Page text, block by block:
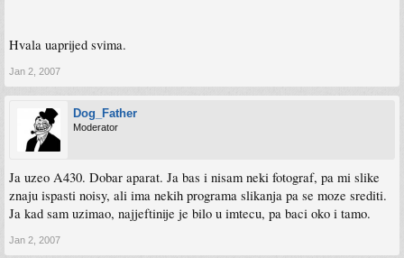
Hvala uaprijed svima.
Jan 2, 2007
Dog_Father
Moderator
Ja uzeo A430. Dobar aparat. Ja bas i nisam neki fotograf, pa mi slike
znaju ispasti noisy, ali ima nekih programa slikanja pa se moze srediti.
Ja kad sam uzimao, najjeftinije je bilo u imtecu, pa baci oko i tamo.
Jan 2, 2007